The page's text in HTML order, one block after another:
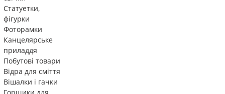
Статуетки,
фігурки
Фоторамки
Канцелярське
приладдя
Побутові товари
Відра для сміття
Вішалки і гачки